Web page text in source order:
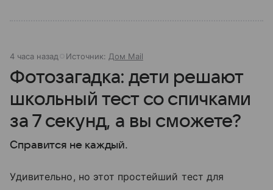
4 часа назад Источник: Дом Mail
Фотозагадка: дети решают
школьный тест со спичками
за 7 секунд, а вы сможете?
Справится не каждый.
Удивительно, но этот простейший тест для